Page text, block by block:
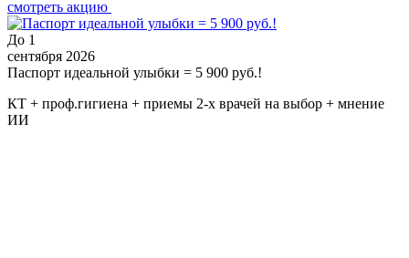
смотреть акцию
До 1
сентября 2026
Паспорт идеальной улыбки = 5 900 руб.!
КТ + проф.гигиена + приемы 2-х врачей на выбор + мнение
ИИ